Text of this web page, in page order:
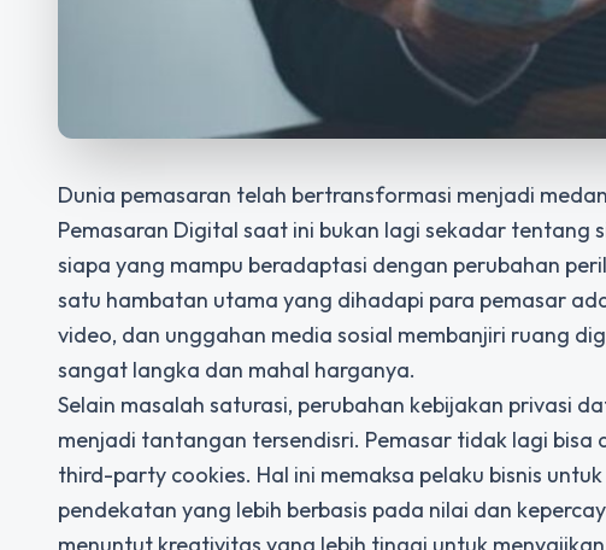
Dunia pemasaran telah bertransformasi menjadi
Pemasaran Digital saat ini bukan lagi sekadar tentang
siapa yang mampu beradaptasi dengan perubahan
satu hambatan utama yang dihadapi para pemasar
video, dan unggahan media sosial membanjiri ruang
sangat langka dan mahal harganya.
Selain masalah saturasi, perubahan kebijakan privasi
menjadi tantangan tersendisri. Pemasar tidak lagi
third-party cookies. Hal ini memaksa pelaku bisnis
pendekatan yang lebih berbasis pada nilai dan